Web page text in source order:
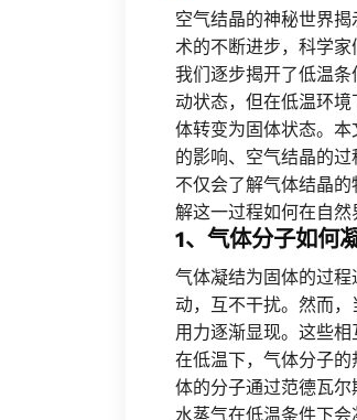
空气结晶的神秘世界
术的不断进步，科学家
我们逐步揭开了低温
动状态，但在低温环
体转变为固体状态。
的影响、空气结晶的
不仅会了解气体结晶
解这一过程如何在自然
1、气体分子如何
气体凝结为固体的过
动，互不干扰。然而
用力逐渐显现。这些相
在低温下，气体分子
体的分子通过范德瓦尔
水蒸气在低温条件下